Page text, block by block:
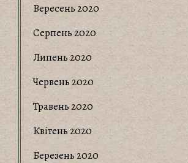
Вересень 2020
Серпень 2020
Липень 2020
Червень 2020
Травень 2020
Квітень 2020
Березень 2020